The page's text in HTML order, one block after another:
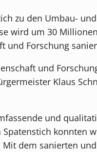
zu den Umbau-
wird um 30
und Forschung
und
Klaus
und
konnten
dem sanierten